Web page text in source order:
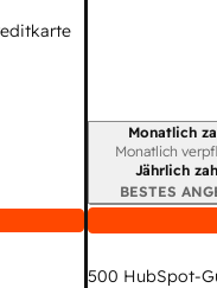
Monatlich
Monatlich
Jährlich
BESTES
500 HubSpot-